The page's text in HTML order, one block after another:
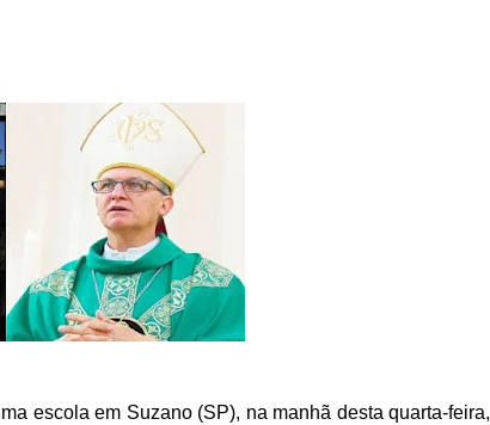
escola em Suzano (SP), na manhã desta quarta-feira,